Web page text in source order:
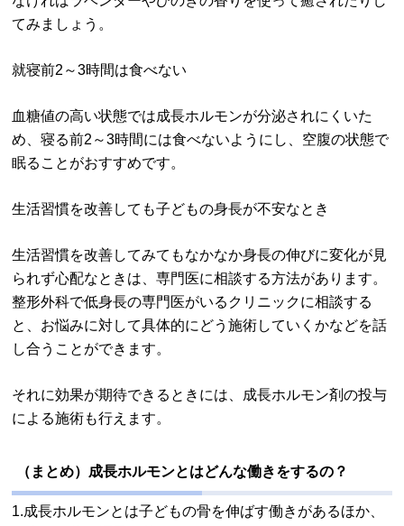
てみましょう。
就寝前2～3時間は食べない
血糖値の高い状態では成長ホルモンが分泌されにくいた
め、寝る前2～3時間には食べないようにし、空腹の状態で
眠ることがおすすめです。
生活習慣を改善しても子どもの身長が不安なとき
生活習慣を改善してみてもなかなか身長の伸びに変化が見
られず心配なときは、専門医に相談する方法があります。
整形外科で低身長の専門医がいるクリニックに相談する
と、お悩みに対して具体的にどう施術していくかなどを話
し合うことができます。
それに効果が期待できるときには、成長ホルモン剤の投与
による施術も行えます。
（まとめ）成長ホルモンとはどんな働きをするの？
1.成長ホルモンとは子どもの骨を伸ばす働きがあるほか、